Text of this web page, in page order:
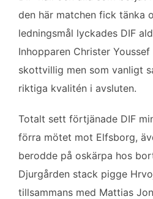
den här matchen fick tänka
ledningsmål lyckades DIF
Inhopparen Christer
skottvillig men som vanligt
riktiga kvalitén i avsluten.
Totalt sett förtjänade DIF
förra mötet mot Elfsborg,
berodde på oskärpa hos
Djurgården stack pigge
tillsammans med Mattias